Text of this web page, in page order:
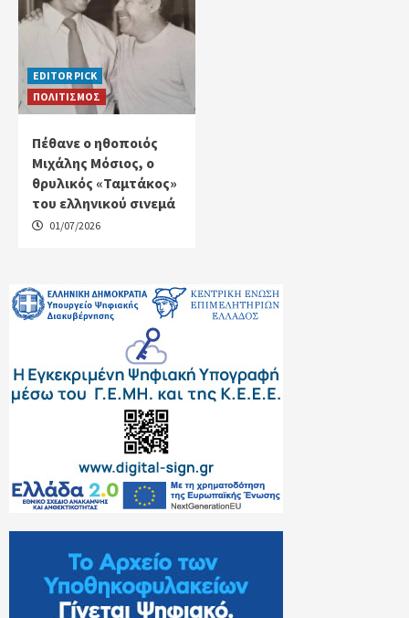
EDITOR PICK
ΠΟΛΙΤΙΣΜΟΣ
Πέθανε ο ηθοποιός
Μιχάλης Μόσιος, ο
θρυλικός «Ταμτάκος»
του ελληνικού σινεμά
01/07/2026